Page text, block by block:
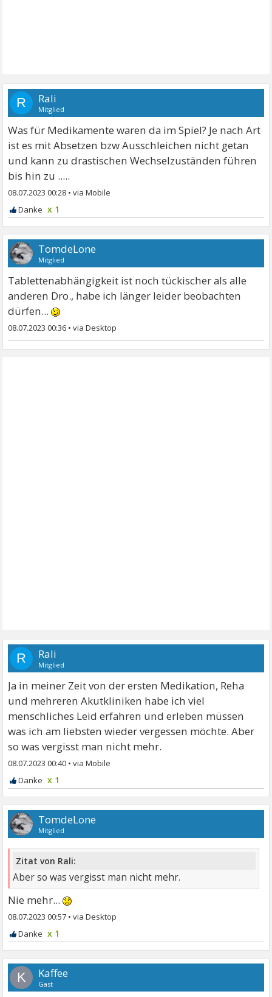
R Rali
Mitglied
Was für Medikamente waren da im Spiel? Je nach Art
ist es mit Absetzen bzw Ausschleichen nicht getan
und kann zu drastischen Wechselzuständen führen
bis hin zu .....
08.07.2023 00:28 •
x 1
TomdeLone
Mitglied
Tablettenabhängigkeit ist noch tückischer als alle
anderen Dro., habe ich länger leider beobachten
dürfen...
08.07.2023 00:36 •
R Rali
Mitglied
Ja in meiner Zeit von der ersten Medikation, Reha
und mehreren Akutkliniken habe ich viel
menschliches Leid erfahren und erleben müssen
was ich am liebsten wieder vergessen möchte. Aber
so was vergisst man nicht mehr.
08.07.2023 00:40 •
x 1
TomdeLone
Mitglied
Zitat von Rali:
Aber so was vergisst man nicht mehr.
Nie mehr...
08.07.2023 00:57 •
x 1
K Kaffee
Gast